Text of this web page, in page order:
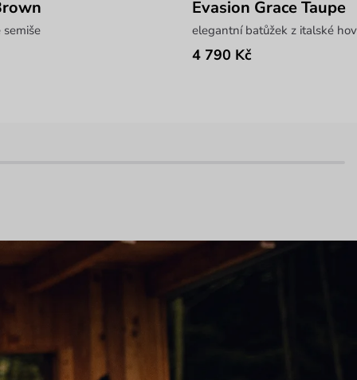
Evasion Grace Taupe
elegantní batůžek z italské
4 790 Kč